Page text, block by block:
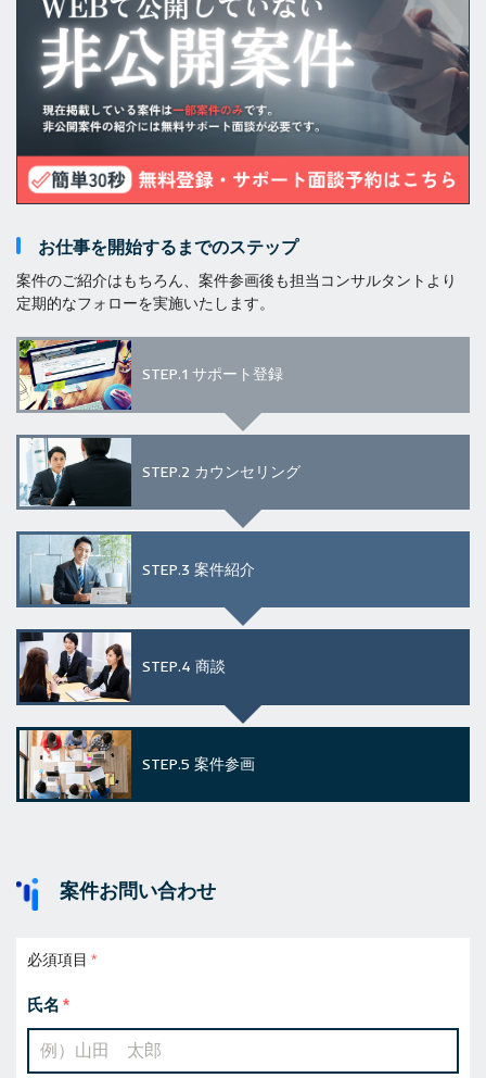
お仕事を開始するまでのステップ
案件のご紹介はもちろん、案件参画後も担当コンサルタントより
定期的なフォローを実施いたします。
STEP.1 サポート登録
STEP.2 カウンセリング
STEP.3 案件紹介
STEP.4 商談
STEP.5 案件参画
案件お問い合わせ
必須項目
氏名